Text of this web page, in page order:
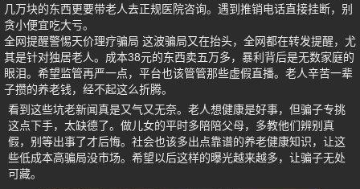
几万块的东西更要带老人去正规医院咨询。遇到推销电话直接挂断，别
贪小便宜吃大亏。
全网提醒警惕天价理疗骗局 这波骗局又在抬头，全网都在转发提醒，尤
其是针对独居老人。成本38元的东西卖五万多，暴利背后是无数家庭的
眼泪。希望监管再严一点，平台也该管管那些虚假直播。老人辛苦一辈
子攒的养老钱，经不起这么折腾。
看到这些坑老新闻真是又气又无奈。老人想健康是好事，但骗子专挑
这点下手，太缺德了。做儿女的平时多陪陪父母，多教他们辨别真
假，别等出事了才后悔。社会也该多出点靠谱的养老健康知识，让这
些低成本高骗局没市场。希望以后这样的曝光越来越多，让骗子无处
可藏。